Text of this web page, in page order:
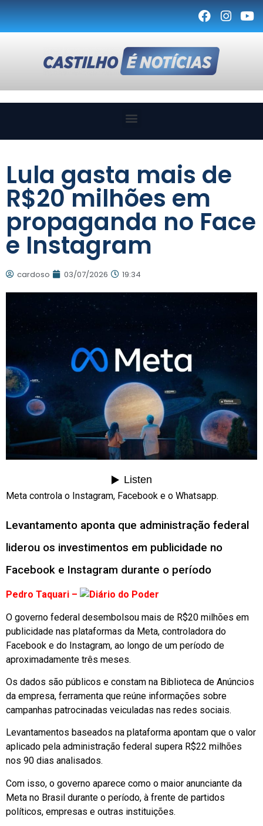
Lula gasta mais de
R$20 milhões em
propaganda no Face
e Instagram
cardoso 03/07/2026 19:34
Meta controla o Instagram, Facebook e o Whatsapp.
Levantamento aponta que administração federal
liderou os investimentos em publicidade no
Facebook e Instagram durante o período
Pedro Taquari –
O governo federal desembolsou mais de R$20 milhões em
publicidade nas plataformas da Meta, controladora do
Facebook e do Instagram, ao longo de um período de
aproximadamente três meses.
Os dados são públicos e constam na Biblioteca de Anúncios
da empresa, ferramenta que reúne informações sobre
campanhas patrocinadas veiculadas nas redes sociais.
Levantamentos baseados na plataforma apontam que o valor
aplicado pela administração federal supera R$22 milhões
nos 90 dias analisados.
Com isso, o governo aparece como o maior anunciante da
Meta no Brasil durante o período, à frente de partidos
políticos, empresas e outras instituições.